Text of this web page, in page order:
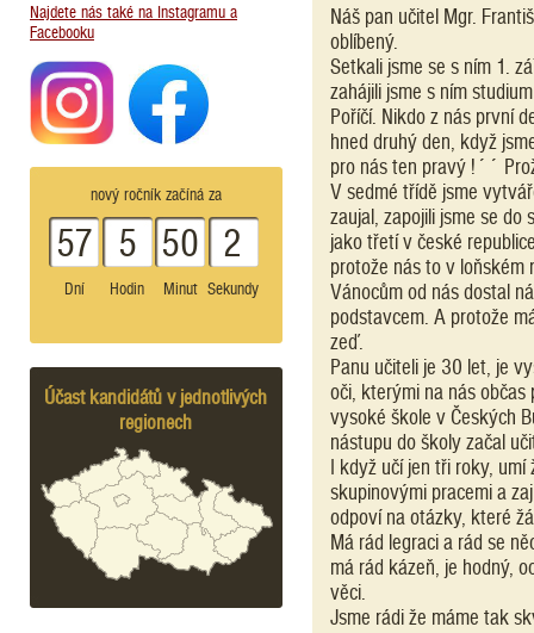
Najdete nás také na Instagramu a
Facebooku
nový ročník začíná za
57
Dní
5
Hodin
50
Minut
2
Sekundy
Účast kandidátů v jednotlivých
regionech
Náš pan učitel Mgr.
oblíbený.
Setkali jsme se s ním 1.
zahájili jsme s ním
Poříčí. Nikdo z nás první
hned druhý den, když
pro nás ten pravý !´´
V sedmé třídě jsme
zaujal, zapojili jsme se do
jako třetí v české
protože nás to v loňském
Vánocům od nás dostal
podstavcem. A protože
zeď.
Panu učiteli je 30 let, je
oči, kterými na nás
vysoké škole v Českých
nástupu do školy začal
I když učí jen tři roky,
skupinovými pracemi a
odpoví na otázky, které
Má rád legraci a rád se
má rád kázeň, je hodný,
věci.
Jsme rádi že máme tak